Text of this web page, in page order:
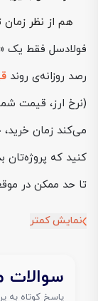
هم از نظر زمان
فولادسل فقط یک
رصد روزانه‌ی روند
(نرخ ارز، قیمت
می‌کند زمان
کنید که پروژه‌تان
تا حد ممکن در
نمایش کمتر
سوالات
پاسخ کوتاه به